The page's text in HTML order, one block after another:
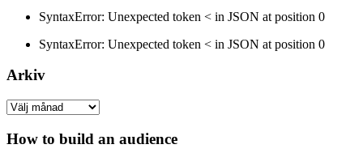
SyntaxError: Unexpected token < in JSON at position 0
SyntaxError: Unexpected token < in JSON at position 0
Arkiv
Arkiv
How to build an audience